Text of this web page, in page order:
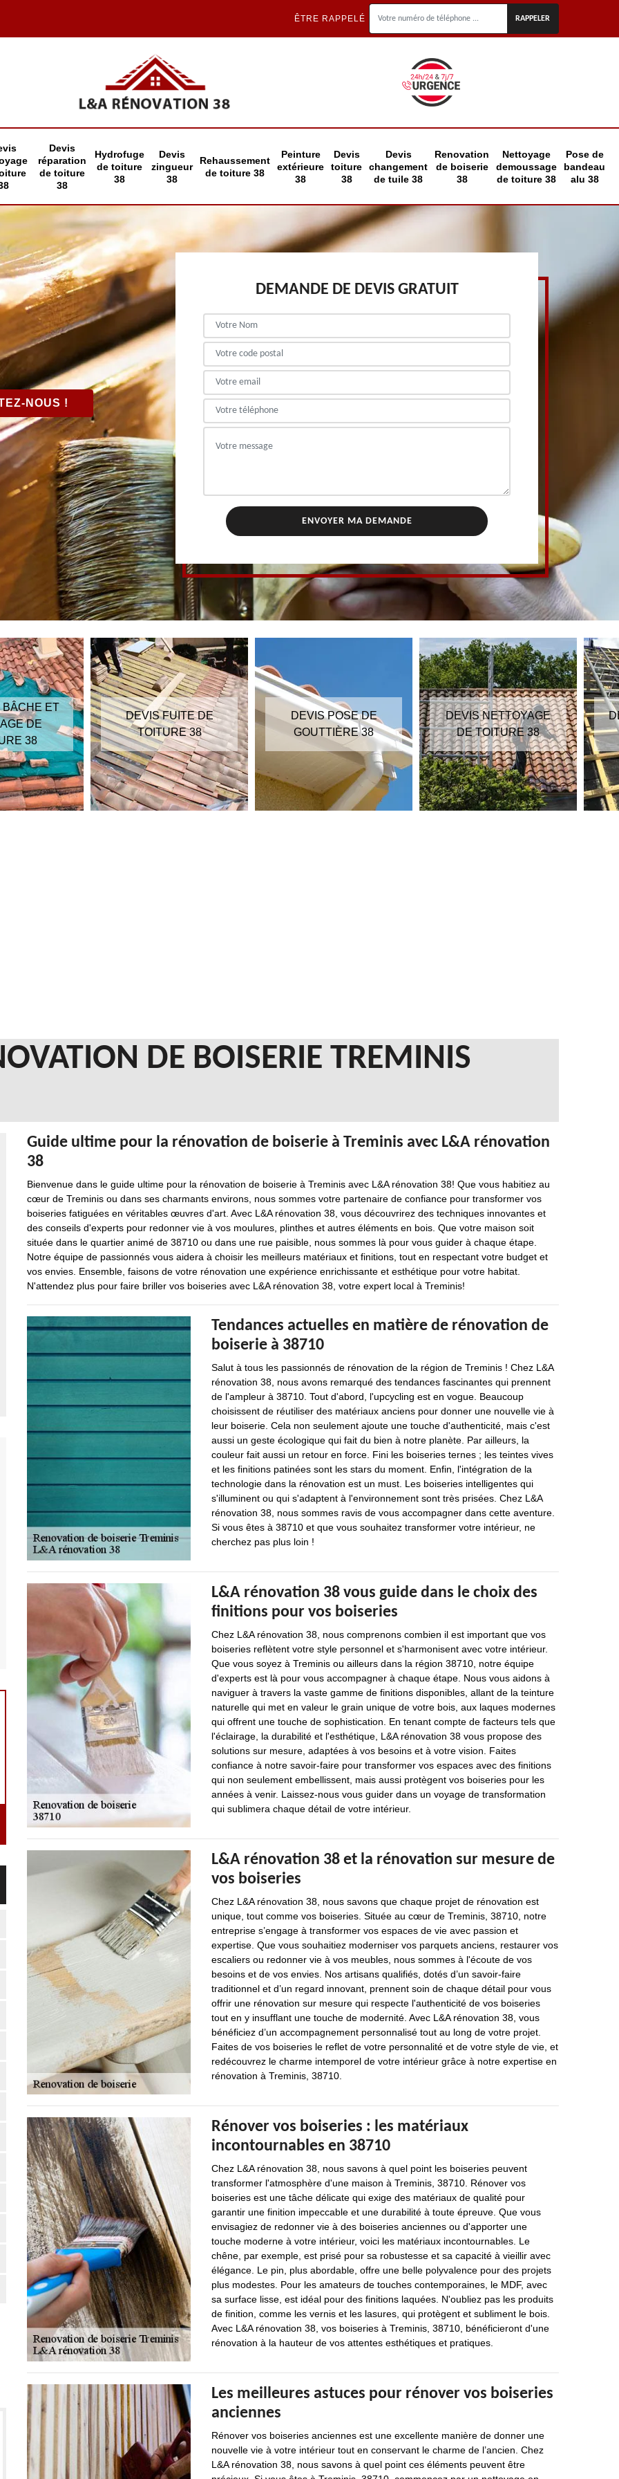
ÊTRE RAPPELÉ
Devis
réparation
de toiture
38
Hydrofuge
de toiture
38
Devis
zingueur
38
Rehaussement
de toiture 38
Peinture
extérieure
38
Devis
toiture
38
Devis
changement
de tuile 38
Renovation
de boiserie
38
Nettoyage
demoussage
de toiture 38
Pose de
bandeau
alu 38
NOUS !
DEMANDE DE DEVIS GRATUIT
BÂCHE ET
DE
38
DEVIS FUITE DE
TOITURE 38
DEVIS POSE DE
GOUTTIÈRE 38
DEVIS NETTOYAGE
DE TOITURE 38
DE BOISERIE TREMINIS
Guide ultime pour la rénovation de boiserie à Treminis avec L&A rénovation
38
Bienvenue dans le guide ultime pour la rénovation de boiserie à Treminis avec L&A rénovation 38! Que vous habitiez au
cœur de Treminis ou dans ses charmants environs, nous sommes votre partenaire de confiance pour transformer vos
boiseries fatiguées en véritables œuvres d'art. Avec L&A rénovation 38, vous découvrirez des techniques innovantes et
des conseils d'experts pour redonner vie à vos moulures, plinthes et autres éléments en bois. Que votre maison soit
située dans le quartier animé de 38710 ou dans une rue paisible, nous sommes là pour vous guider à chaque étape.
Notre équipe de passionnés vous aidera à choisir les meilleurs matériaux et finitions, tout en respectant votre budget et
vos envies. Ensemble, faisons de votre rénovation une expérience enrichissante et esthétique pour votre habitat.
N'attendez plus pour faire briller vos boiseries avec L&A rénovation 38, votre expert local à Treminis!
Tendances actuelles en matière de rénovation de
boiserie à 38710
Salut à tous les passionnés de rénovation de la région de Treminis ! Chez L&A
rénovation 38, nous avons remarqué des tendances fascinantes qui prennent
de l'ampleur à 38710. Tout d'abord, l'upcycling est en vogue. Beaucoup
choisissent de réutiliser des matériaux anciens pour donner une nouvelle vie à
leur boiserie. Cela non seulement ajoute une touche d'authenticité, mais c'est
aussi un geste écologique qui fait du bien à notre planète. Par ailleurs, la
couleur fait aussi un retour en force. Fini les boiseries ternes ; les teintes vives
et les finitions patinées sont les stars du moment. Enfin, l'intégration de la
technologie dans la rénovation est un must. Les boiseries intelligentes qui
s'illuminent ou qui s'adaptent à l'environnement sont très prisées. Chez L&A
rénovation 38, nous sommes ravis de vous accompagner dans cette aventure.
Si vous êtes à 38710 et que vous souhaitez transformer votre intérieur, ne
cherchez pas plus loin !
L&A rénovation 38 vous guide dans le choix des
finitions pour vos boiseries
Chez L&A rénovation 38, nous comprenons combien il est important que vos
boiseries reflètent votre style personnel et s'harmonisent avec votre intérieur.
Que vous soyez à Treminis ou ailleurs dans la région 38710, notre équipe
d'experts est là pour vous accompagner à chaque étape. Nous vous aidons à
naviguer à travers la vaste gamme de finitions disponibles, allant de la teinture
naturelle qui met en valeur le grain unique de votre bois, aux laques modernes
qui offrent une touche de sophistication. En tenant compte de facteurs tels que
l'éclairage, la durabilité et l'esthétique, L&A rénovation 38 vous propose des
solutions sur mesure, adaptées à vos besoins et à votre vision. Faites
confiance à notre savoir-faire pour transformer vos espaces avec des finitions
qui non seulement embellissent, mais aussi protègent vos boiseries pour les
années à venir. Laissez-nous vous guider dans un voyage de transformation
qui sublimera chaque détail de votre intérieur.
L&A rénovation 38 et la rénovation sur mesure de
vos boiseries
Chez L&A rénovation 38, nous savons que chaque projet de rénovation est
unique, tout comme vos boiseries. Située au cœur de Treminis, 38710, notre
entreprise s’engage à transformer vos espaces de vie avec passion et
expertise. Que vous souhaitiez moderniser vos parquets anciens, restaurer vos
escaliers ou redonner vie à vos meubles, nous sommes à l'écoute de vos
besoins et de vos envies. Nos artisans qualifiés, dotés d’un savoir-faire
traditionnel et d’un regard innovant, prennent soin de chaque détail pour vous
offrir une rénovation sur mesure qui respecte l'authenticité de vos boiseries
tout en y insufflant une touche de modernité. Avec L&A rénovation 38, vous
bénéficiez d’un accompagnement personnalisé tout au long de votre projet.
Faites de vos boiseries le reflet de votre personnalité et de votre style de vie, et
redécouvrez le charme intemporel de votre intérieur grâce à notre expertise en
rénovation à Treminis, 38710.
Rénover vos boiseries : les matériaux
incontournables en 38710
Chez L&A rénovation 38, nous savons à quel point les boiseries peuvent
transformer l'atmosphère d'une maison à Treminis, 38710. Rénover vos
boiseries est une tâche délicate qui exige des matériaux de qualité pour
garantir une finition impeccable et une durabilité à toute épreuve. Que vous
envisagiez de redonner vie à des boiseries anciennes ou d'apporter une
touche moderne à votre intérieur, voici les matériaux incontournables. Le
chêne, par exemple, est prisé pour sa robustesse et sa capacité à vieillir avec
élégance. Le pin, plus abordable, offre une belle polyvalence pour des projets
plus modestes. Pour les amateurs de touches contemporaines, le MDF, avec
sa surface lisse, est idéal pour des finitions laquées. N'oubliez pas les produits
de finition, comme les vernis et les lasures, qui protègent et subliment le bois.
Avec L&A rénovation 38, vos boiseries à Treminis, 38710, bénéficieront d'une
rénovation à la hauteur de vos attentes esthétiques et pratiques.
Les meilleures astuces pour rénover vos boiseries
anciennes
Rénover vos boiseries anciennes est une excellente manière de donner une
nouvelle vie à votre intérieur tout en conservant le charme de l’ancien. Chez
L&A rénovation 38, nous savons à quel point ces éléments peuvent être